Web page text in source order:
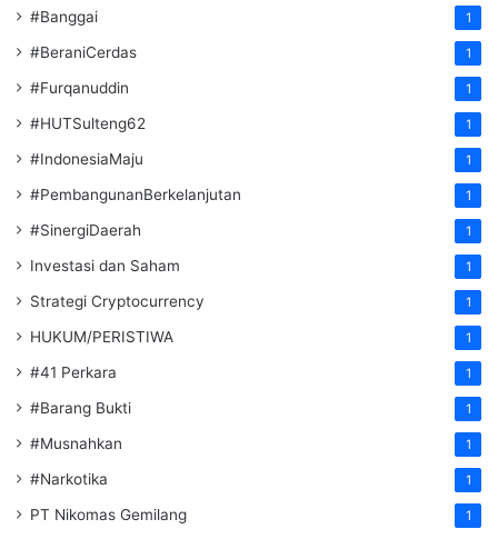
#Banggai 1
#BeraniCerdas 1
#Furqanuddin 1
#HUTSulteng62 1
#IndonesiaMaju 1
#PembangunanBerkelanjutan 1
#SinergiDaerah 1
Investasi dan Saham 1
Strategi Cryptocurrency 1
HUKUM/PERISTIWA 1
#41 Perkara 1
#Barang Bukti 1
#Musnahkan 1
#Narkotika 1
PT Nikomas Gemilang 1